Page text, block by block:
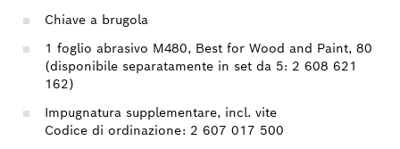
Chiave a brugola
1 foglio abrasivo M480, Best for Wood and Paint, 80
(disponibile separatamente in set da 5: 2 608 621
162)
Impugnatura supplementare, incl. vite
Codice di ordinazione: 2 607 017 500